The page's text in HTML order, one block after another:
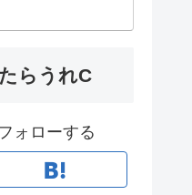
らうれC
ォローする